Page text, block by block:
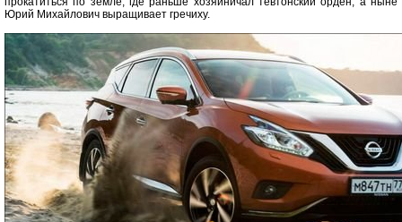
Юрий Михайлович выращивает гречиху.